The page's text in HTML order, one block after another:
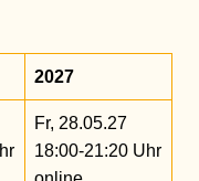
2027
Fr, 28.05.27
18:00-21:20 Uhr